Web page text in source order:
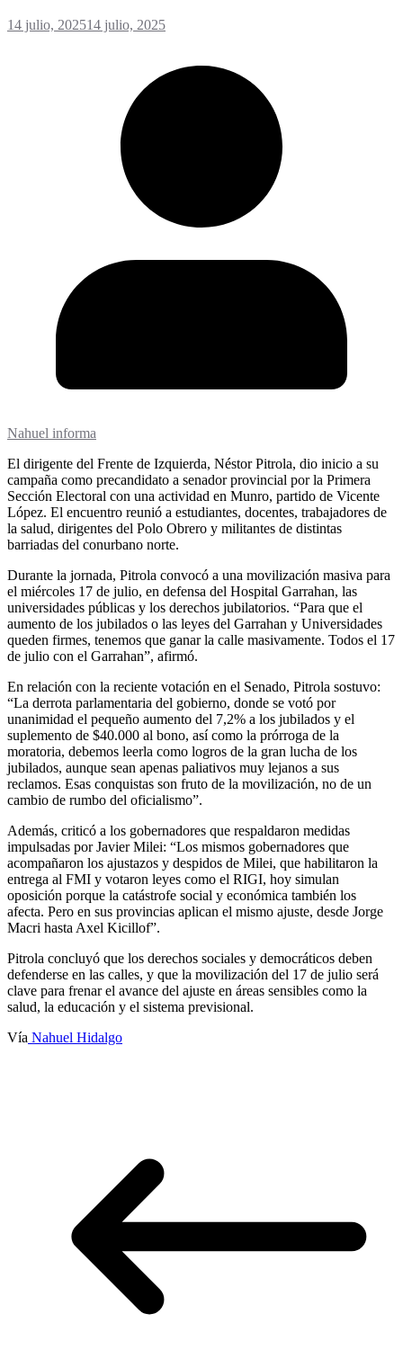
14 julio, 202514 julio, 2025
Nahuel informa
El dirigente del Frente de Izquierda, Néstor Pitrola, dio inicio a su
campaña como precandidato a senador provincial por la Primera
Sección Electoral con una actividad en Munro, partido de Vicente
López. El encuentro reunió a estudiantes, docentes, trabajadores de
la salud, dirigentes del Polo Obrero y militantes de distintas
barriadas del conurbano norte.
Durante la jornada, Pitrola convocó a una movilización masiva para
el miércoles 17 de julio, en defensa del Hospital Garrahan, las
universidades públicas y los derechos jubilatorios. “Para que el
aumento de los jubilados o las leyes del Garrahan y Universidades
queden firmes, tenemos que ganar la calle masivamente. Todos el 17
de julio con el Garrahan”, afirmó.
En relación con la reciente votación en el Senado, Pitrola sostuvo:
“La derrota parlamentaria del gobierno, donde se votó por
unanimidad el pequeño aumento del 7,2% a los jubilados y el
suplemento de $40.000 al bono, así como la prórroga de la
moratoria, debemos leerla como logros de la gran lucha de los
jubilados, aunque sean apenas paliativos muy lejanos a sus
reclamos. Esas conquistas son fruto de la movilización, no de un
cambio de rumbo del oficialismo”.
Además, criticó a los gobernadores que respaldaron medidas
impulsadas por Javier Milei: “Los mismos gobernadores que
acompañaron los ajustazos y despidos de Milei, que habilitaron la
entrega al FMI y votaron leyes como el RIGI, hoy simulan
oposición porque la catástrofe social y económica también los
afecta. Pero en sus provincias aplican el mismo ajuste, desde Jorge
Macri hasta Axel Kicillof”.
Pitrola concluyó que los derechos sociales y democráticos deben
defenderse en las calles, y que la movilización del 17 de julio será
clave para frenar el avance del ajuste en áreas sensibles como la
salud, la educación y el sistema previsional.
Vía Nahuel Hidalgo